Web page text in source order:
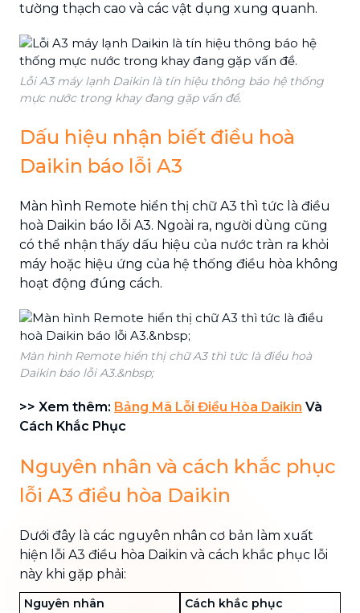
tường thạch cao và các vật dụng xung quanh.
Lỗi A3 máy lạnh Daikin là tín hiệu thông báo hệ thống
mực nước trong khay đang gặp vấn đề.
Dấu hiệu nhận biết điều hoà
Daikin báo lỗi A3
Màn hình Remote hiển thị chữ A3 thì tức là điều
hoà Daikin báo lỗi A3. Ngoài ra, người dùng cũng
có thể nhận thấy dấu hiệu của nước tràn ra khỏi
máy hoặc hiệu ứng của hệ thống điều hòa không
hoạt động đúng cách.
Màn hình Remote hiển thị chữ A3 thì tức là điều hoà
Daikin báo lỗi A3.&nbsp;
>> Xem thêm: Bảng Mã Lỗi Điều Hòa Daikin Và
Cách Khắc Phục
Nguyên nhân và cách khắc phục
lỗi A3 điều hòa Daikin
Dưới đây là các nguyên nhân cơ bản làm xuất
hiện lỗi A3 điều hòa Daikin và cách khắc phục lỗi
này khi gặp phải:
Nguyên nhân
Cách khắc phục